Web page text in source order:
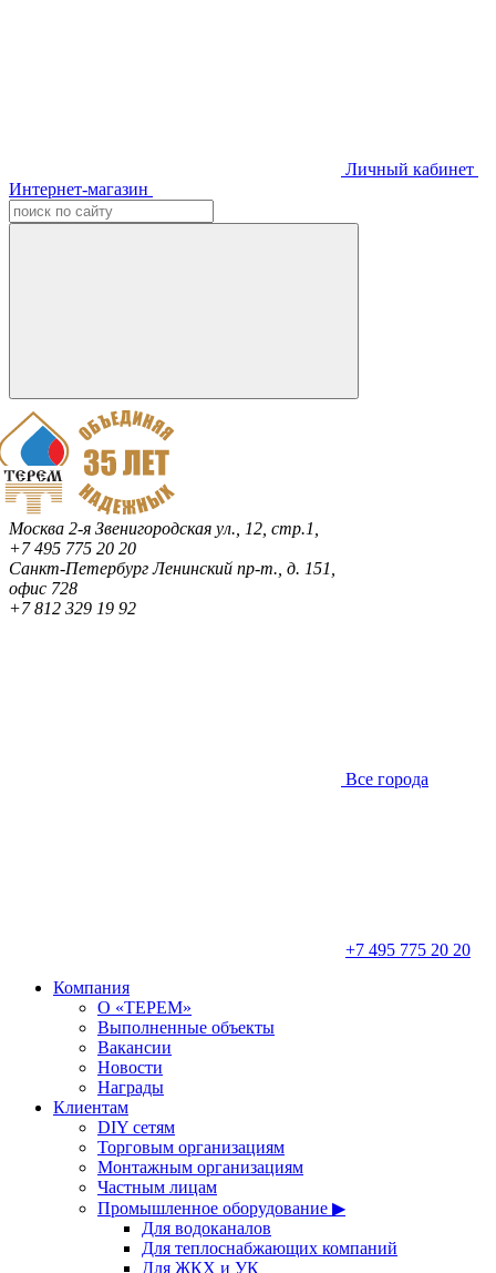
Личный кабинет
Интернет-магазин
Москва 2-я Звенигородская ул., 12, стр.1,
+7 495 775 20 20
Санкт-ПетербургЛенинский пр-т., д. 151,
офис 728
+7 812 329 19 92
Все города
+7 495 775 20 20
Компания
О «ТЕРЕМ»
Выполненные объекты
Вакансии
Новости
Награды
Клиентам
DIY сетям
Торговым организациям
Монтажным организациям
Частным лицам
Промышленное оборудование ▶
Для водоканалов
Для теплоснабжающих компаний
Для ЖКХ и УК